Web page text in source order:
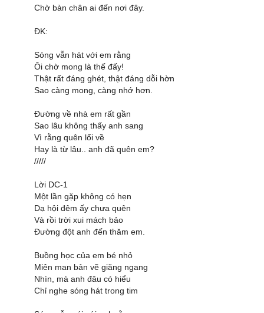
Chờ bàn chân ai đến nơi đây.
ĐK:
Sóng vẫn hát với em rằng
Ôi chờ mong là thế đấy!
Thật rất đáng ghét, thật đáng dỗi hờn
Sao càng mong, càng nhớ hơn.
Đường về nhà em rất gần
Sao lâu không thấy anh sang
Vì rằng quên lối về
Hay là từ lâu.. anh đã quên em?
/////
Lời DC-1
Một lần gặp không có hẹn
Dạ hội đêm ấy chưa quên
Và rồi trời xui mách bảo
Đường đột anh đến thăm em.
Buồng học của em bé nhỏ
Miên man bản vẽ giăng ngang
Nhìn, mà anh đâu có hiểu
Chỉ nghe sóng hát trong tim